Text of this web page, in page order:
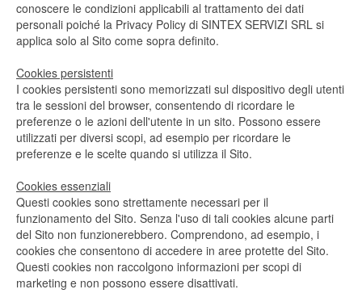
conoscere le condizioni applicabili al trattamento dei dati
personali poiché la Privacy Policy di SINTEX SERVIZI SRL si
applica solo al Sito come sopra definito.
Cookies persistenti
I cookies persistenti sono memorizzati sul dispositivo degli utenti
tra le sessioni del browser, consentendo di ricordare le
preferenze o le azioni dell'utente in un sito. Possono essere
utilizzati per diversi scopi, ad esempio per ricordare le
preferenze e le scelte quando si utilizza il Sito.
Cookies essenziali
Questi cookies sono strettamente necessari per il
funzionamento del Sito. Senza l'uso di tali cookies alcune parti
del Sito non funzionerebbero. Comprendono, ad esempio, i
cookies che consentono di accedere in aree protette del Sito.
Questi cookies non raccolgono informazioni per scopi di
marketing e non possono essere disattivati.